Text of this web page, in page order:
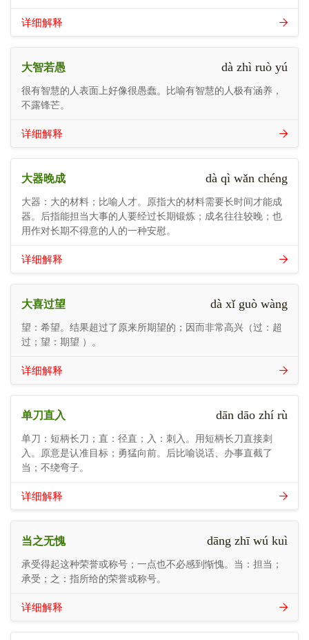
详细解释
大智若愚 dà zhì ruò yú
很有智慧的人表面上好像很愚蠢。比喻有智慧的人极有涵养，
不露锋芒。
详细解释
大器晚成 dà qì wǎn chéng
大器：大的材料；比喻人才。原指大的材料需要长时间才能成
器。后指能担当大事的人要经过长期锻炼；成名往往较晚；也
用作对长期不得意的人的一种安慰。
详细解释
大喜过望 dà xǐ guò wàng
望：希望。结果超过了原来所期望的；因而非常高兴（过：超
过；望：期望 ）。
详细解释
单刀直入 dān dāo zhí rù
单刀：短柄长刀；直：径直；入：刺入。用短柄长刀直接刺
入。原意是认准目标；勇猛向前。后比喻说话、办事直截了
当；不绕弯子。
详细解释
当之无愧 dāng zhī wú kuì
承受得起这种荣誉或称号；一点也不必感到惭愧。当：担当；
承受；之：指所给的荣誉或称号。
详细解释